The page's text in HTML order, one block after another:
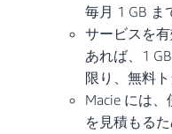
毎月 1 GB ま
サービスを
あれば、1
限り、無料
Macie には
を見積もる